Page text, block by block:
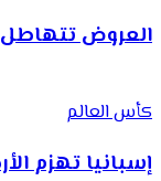
العروض
كأس العالم
إسبانيا تهزم